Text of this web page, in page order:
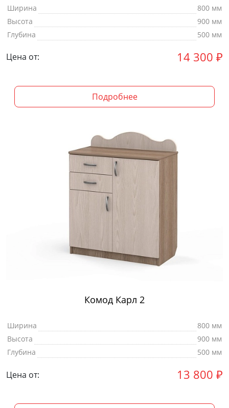
Ширина
800 мм
Высота
900 мм
Глубина
500 мм
Цена от: 14 300 ₽
Подробнее
Комод Карл 2
Ширина
800 мм
Высота
900 мм
Глубина
500 мм
Цена от: 13 800 ₽